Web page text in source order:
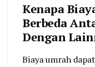
Kenapa
Berbeda
Dengan
Biaya umrah